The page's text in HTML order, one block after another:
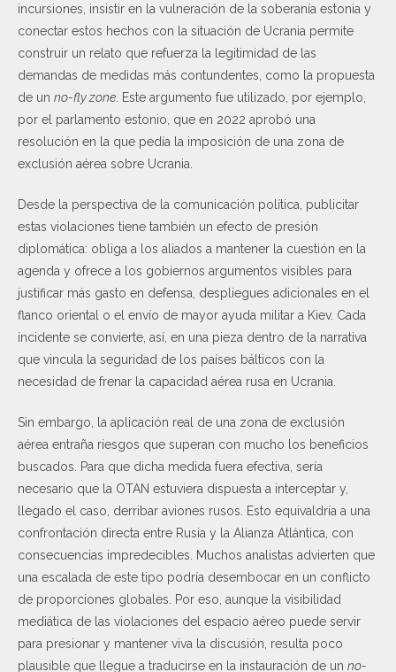
incursiones, insistir en la vulneración de la soberanía estonia y
conectar estos hechos con la situación de Ucrania permite
construir un relato que refuerza la legitimidad de las
demandas de medidas más contundentes, como la propuesta
de un no-fly zone . Este argumento fue utilizado, por ejemplo,
por el parlamento estonio, que en 2022 aprobó una
resolución en la que pedía la imposición de una zona de
exclusión aérea sobre Ucrania.
Desde la perspectiva de la comunicación política, publicitar
estas violaciones tiene también un efecto de presión
diplomática: obliga a los aliados a mantener la cuestión en la
agenda y ofrece a los gobiernos argumentos visibles para
justificar más gasto en defensa, despliegues adicionales en el
flanco oriental o el envío de mayor ayuda militar a Kiev. Cada
incidente se convierte, así, en una pieza dentro de la narrativa
que vincula la seguridad de los países bálticos con la
necesidad de frenar la capacidad aérea rusa en Ucrania.
Sin embargo, la aplicación real de una zona de exclusión
aérea entraña riesgos que superan con mucho los beneficios
buscados. Para que dicha medida fuera efectiva, sería
necesario que la OTAN estuviera dispuesta a interceptar y,
llegado el caso, derribar aviones rusos. Esto equivaldría a una
confrontación directa entre Rusia y la Alianza Atlántica, con
consecuencias impredecibles. Muchos analistas advierten que
una escalada de este tipo podría desembocar en un conflicto
de proporciones globales. Por eso, aunque la visibilidad
mediática de las violaciones del espacio aéreo puede servir
para presionar y mantener viva la discusión, resulta poco
plausible que llegue a traducirse en la instauración de un no-